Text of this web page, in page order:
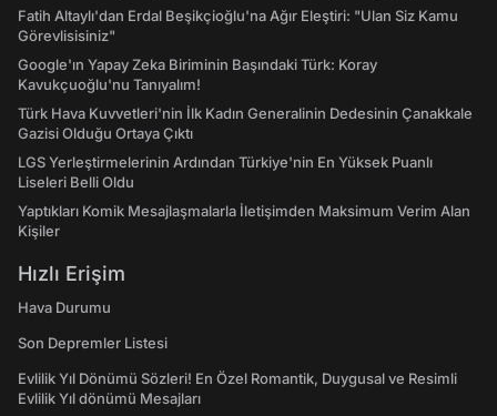
Fatih Altaylı'dan Erdal Beşikçioğlu'na Ağır Eleştiri: "Ulan Siz Kamu
Görevlisisiniz"
Google'ın Yapay Zeka Biriminin Başındaki Türk: Koray
Kavukçuoğlu'nu Tanıyalım!
Türk Hava Kuvvetleri'nin İlk Kadın Generalinin Dedesinin Çanakkale
Gazisi Olduğu Ortaya Çıktı
LGS Yerleştirmelerinin Ardından Türkiye'nin En Yüksek Puanlı
Liseleri Belli Oldu
Yaptıkları Komik Mesajlaşmalarla İletişimden Maksimum Verim Alan
Kişiler
Hızlı Erişim
Hava Durumu
Son Depremler Listesi
Evlilik Yıl Dönümü Sözleri! En Özel Romantik, Duygusal ve Resimli
Evlilik Yıl dönümü Mesajları